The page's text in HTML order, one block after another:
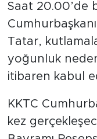
Saat 20.00’de
Tatar,
yoğunluk
itibaren kabul
KKTC
kez